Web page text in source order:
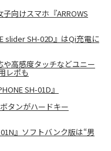
向けスマホ『ARROWS
slider SH-02D』はQi充電に
や高感度タッチなどユニー
レポも
SH-01D』
タンがハードキー
』ソフトバンク版は“男